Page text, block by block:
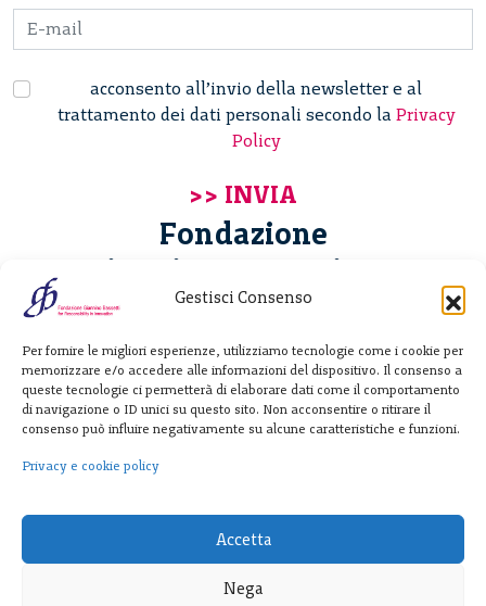
Gestisci Consenso
Per fornire le migliori esperienze, utilizziamo tecnologie come i cookie per
memorizzare e/o accedere alle informazioni del dispositivo. Il consenso a
queste tecnologie ci permetterà di elaborare dati come il comportamento
di navigazione o ID unici su questo sito. Non acconsentire o ritirare il
consenso può influire negativamente su alcune caratteristiche e funzioni.
Privacy e cookie policy
Accetta
Nega
acconsento all’invio della newsletter e al
trattamento dei dati personali secondo la Privacy
Policy
Fondazione
Giannino Bassetti ETS
20122 Milano - Italia
T. +39 02 781933
F. + 39 02 76392030
info@fondazionebassetti.org
p.i. 12520270153